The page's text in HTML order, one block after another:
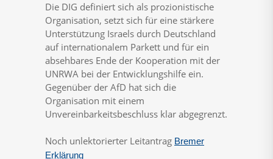
Die DIG definiert sich als prozionistische
Organisation, setzt sich für eine stärkere
Unterstützung Israels durch Deutschland
auf internationalem Parkett und für ein
absehbares Ende der Kooperation mit der
UNRWA bei der Entwicklungshilfe ein.
Gegenüber der AfD hat sich die
Organisation mit einem
Unvereinbarkeitsbeschluss klar abgegrenzt.
Noch unlektorierter Leitantrag Bremer
Erklärung